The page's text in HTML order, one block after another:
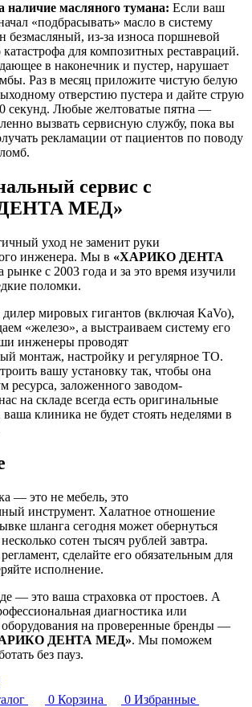
наличие масляного тумана: Если ваш
«подбрасывать» масло в систему
безмасляный, из-за износа поршневой
для композитных реставраций.
в наконечник и пустер, нарушает
Раз в месяц приложите чистую белую
отверстию пустера и дайте струю
секунд. Любые желтоватые пятна —
вызвать сервисную службу, пока вы
рекламации от пациентов по поводу
сервис с
МЕД»
уход не заменит руки
инженера. Мы в «ХАРИКО ДЕНТА
рынке с 2003 года и за это время изучили
поломки.
мировых гигантов (включая KaVo),
«железо», а выстраиваем систему его
инженеры проводят
монтаж, настройку и регулярное ТО.
вашу установку так, чтобы она
ресурса, заложенного заводом-
на складе всегда есть оригинальные
ваша клиника не будет стоять неделями в
— это не мебель, это
инструмент. Халатное отношение
шланга сегодня может обернуться
сотен тысяч рублей завтра.
сделайте его обязательным для
исполнение.
— это ваша страховка от простоев. А
диагностика или
оборудования на проверенные бренды —
ДЕНТА МЕД». Мы поможем
без пауз.
0 Корзина 0 Избранные